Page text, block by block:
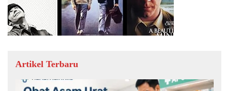
Artikel Terbaru